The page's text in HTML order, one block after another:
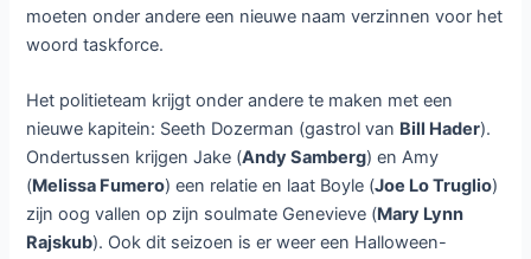
moeten onder andere een nieuwe naam verzinnen voor het
woord taskforce.
Het politieteam krijgt onder andere te maken met een
nieuwe kapitein: Seeth Dozerman (gastrol van Bill Hader).
Ondertussen krijgen Jake (Andy Samberg) en Amy
(Melissa Fumero) een relatie en laat Boyle (Joe Lo Truglio)
zijn oog vallen op zijn soulmate Genevieve (Mary Lynn
Rajskub). Ook dit seizoen is er weer een Halloween-